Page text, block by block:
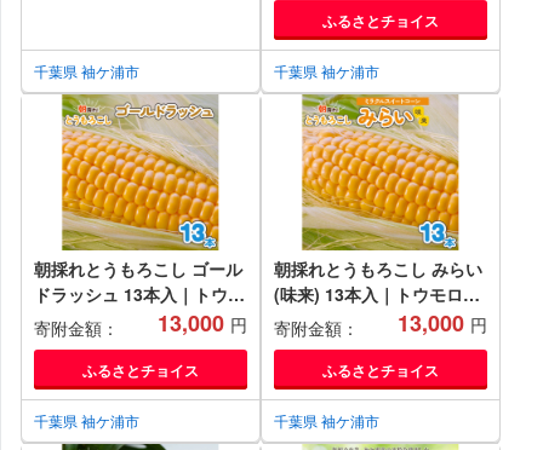
千葉県 袖ケ浦市
ふるさとチョイス
千葉県 袖ケ浦市
朝採れとうもろこし ゴール
ドラッシュ 13本入｜トウモ
ロコシ スイートコーン 野菜
[0388ch]
寄附金額： 13,000 円
ふるさとチョイス
千葉県 袖ケ浦市
朝採れとうもろこし みらい
(味来) 13本入｜トウモロコ
シ スイートコーン 野菜
[0387ch]
寄附金額： 13,000 円
ふるさとチョイス
千葉県 袖ケ浦市